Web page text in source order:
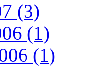
(3)
(1)
(1)